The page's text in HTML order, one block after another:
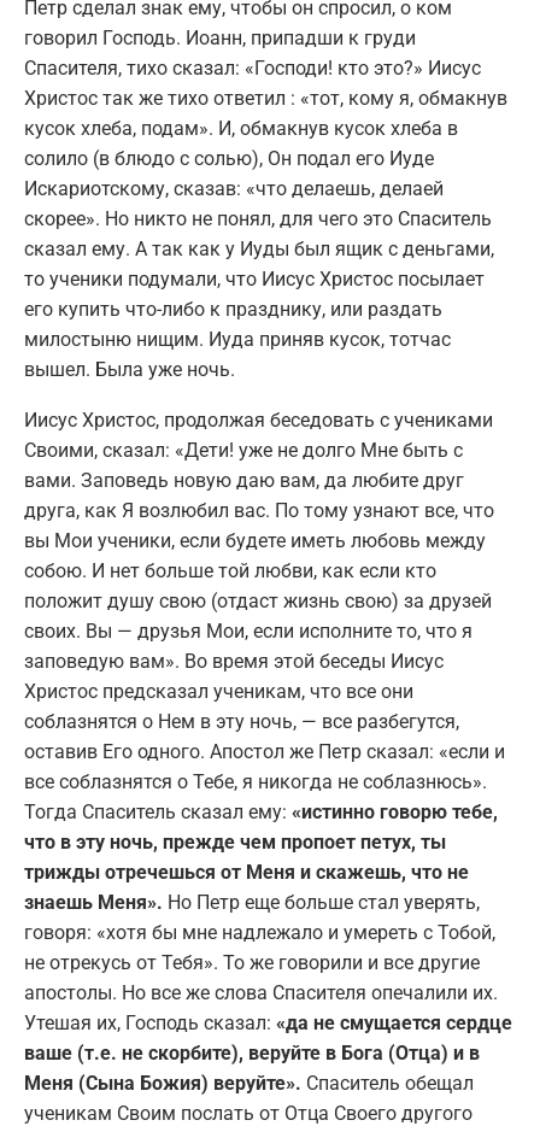
Петр сделал знак ему, чтобы он спросил, о ком
говорил Господь. Иоанн, припадши к груди
Спасителя, тихо сказал: «Господи! кто это?» Иисус
Христос так же тихо ответил : «тот, кому я, обмакнув
кусок хлеба, подам». И, обмакнув кусок хлеба в
солило (в блюдо с солью), Он подал его Иуде
Искариотскому, сказав: «что делаешь, делаей
скорее». Но никто не понял, для чего это Спаситель
сказал ему. А так как у Иуды был ящик с деньгами,
то ученики подумали, что Иисус Христос посылает
его купить что-либо к празднику, или раздать
милостыню нищим. Иуда приняв кусок, тотчас
вышел. Была уже ночь.
Иисус Христос, продолжая беседовать с учениками
Своими, сказал: «Дети! уже не долго Мне быть с
вами. Заповедь новую даю вам, да любите друг
друга, как Я возлюбил вас. По тому узнают все, что
вы Мои ученики, если будете иметь любовь между
собою. И нет больше той любви, как если кто
положит душу свою (отдаст жизнь свою) за друзей
своих. Вы — друзья Мои, если исполните то, что я
заповедую вам». Во время этой беседы Иисус
Христос предсказал ученикам, что все они
соблазнятся о Нем в эту ночь, — все разбегутся,
оставив Его одного. Апостол же Петр сказал: «если и
все соблазнятся о Тебе, я никогда не соблазнюсь».
Тогда Спаситель сказал ему: «истинно говорю тебе,
что в эту ночь, прежде чем пропоет петух, ты
трижды отречешься от Меня и скажешь, что не
знаешь Меня». Но Петр еще больше стал уверять,
говоря: «хотя бы мне надлежало и умереть с Тобой,
не отрекусь от Тебя». То же говорили и все другие
апостолы. Но все же слова Спасителя опечалили их.
Утешая их, Господь сказал: «да не смущается сердце
ваше (т.е. не скорбите), веруйте в Бога (Отца) и в
Меня (Сына Божия) веруйте». Спаситель обещал
ученикам Своим послать от Отца Своего другого